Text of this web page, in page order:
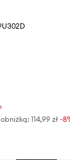
114,99 zł -